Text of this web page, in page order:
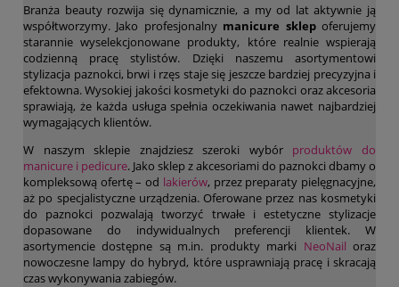
Branża beauty rozwija się dynamicznie, a my od lat aktywnie ją
współtworzymy. Jako profesjonalny manicure sklepoferujemy
starannie wyselekcjonowane produkty, które realnie wspierają
codzienną pracę stylistów. Dzięki naszemu asortymentowi
stylizacja paznokci, brwi i rzęs staje się jeszcze bardziej precyzyjna i
efektowna. Wysokiej jakości kosmetyki do paznokci oraz akcesoria
sprawiają, że każda usługa spełnia oczekiwania nawet najbardziej
wymagających klientów.
W naszym sklepie znajdziesz szeroki wybór produktów do
manicure i pedicure. Jako sklep z akcesoriami do paznokci dbamy o
kompleksową ofertę – od lakierów, przez preparaty pielęgnacyjne,
aż po specjalistyczne urządzenia. Oferowane przez nas kosmetyki
do paznokci pozwalają tworzyć trwałe i estetyczne stylizacje
dopasowane do indywidualnych preferencji klientek. W
asortymencie dostępne są m.in. produkty marki NeoNailoraz
nowoczesne lampy do hybryd, które usprawniają pracę i skracają
czas wykonywania zabiegów.